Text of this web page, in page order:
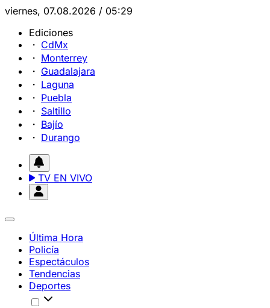
viernes, 07.08.2026 / 05:29
Ediciones
CdMx
Monterrey
Guadalajara
Laguna
Puebla
Saltillo
Bajío
Durango
TV EN VIVO
Última Hora
Policía
Espectáculos
Tendencias
Deportes